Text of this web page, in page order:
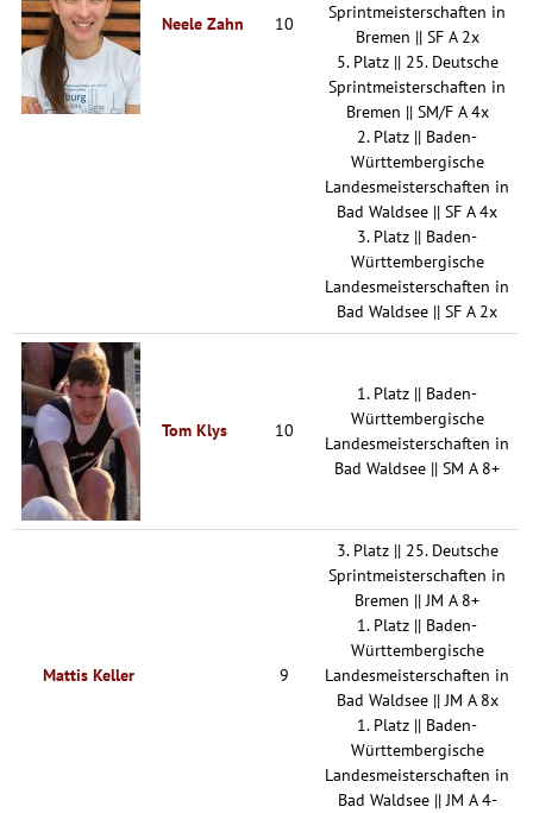
Neele Zahn 10
Sprintmeisterschaften in
Bremen || SF A 2x
5. Platz || 25. Deutsche
Sprintmeisterschaften in
Bremen || SM/F A 4x
2. Platz || Baden-
Württembergische
Landesmeisterschaften in
Bad Waldsee || SF A 4x
3. Platz || Baden-
Württembergische
Landesmeisterschaften in
Bad Waldsee || SF A 2x
Tom Klys 10
1. Platz || Baden-
Württembergische
Landesmeisterschaften in
Bad Waldsee || SM A 8+
Mattis Keller 9
3. Platz || 25. Deutsche
Sprintmeisterschaften in
Bremen || JM A 8+
1. Platz || Baden-
Württembergische
Landesmeisterschaften in
Bad Waldsee || JM A 8x
1. Platz || Baden-
Württembergische
Landesmeisterschaften in
Bad Waldsee || JM A 4-